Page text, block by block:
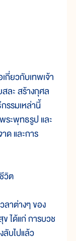
ยวกับเทพเจ้า
ละ สร้างกุศล
รรมเหล่านี้
ระพุทธรูป และ
ด และการ
วิต
าต่างๆ ของ
ได้แก่ การบวช
บไปแล้ว